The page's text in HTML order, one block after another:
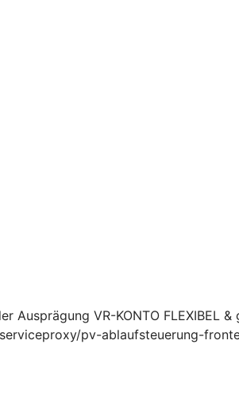
Ausprägung VR-KONTO
pv-ablaufsteuerung-